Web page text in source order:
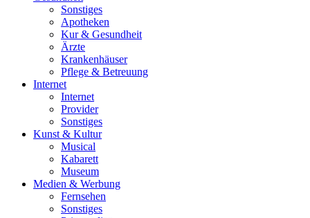
Sonstiges
Apotheken
Kur & Gesundheit
Ärzte
Krankenhäuser
Pflege & Betreuung
Internet
Internet
Provider
Sonstiges
Kunst & Kultur
Musical
Kabarett
Museum
Medien & Werbung
Fernsehen
Sonstiges